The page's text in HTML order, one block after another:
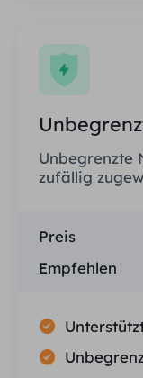
Unbegrenzte
zufällig
Preis
Empfehlen